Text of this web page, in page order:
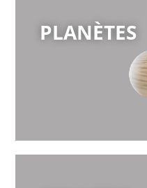
PLANÈTES